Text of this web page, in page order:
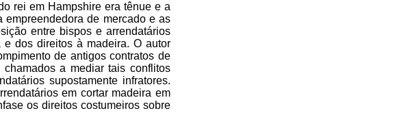
rei em Hampshire era tênue e a
empreendedora de mercado e as
entre bispos e arrendatários
e dos direitos à madeira. O autor
de antigos contratos de
a mediar tais conflitos
supostamente infratores.
em cortar madeira em
os direitos costumeiros sobre